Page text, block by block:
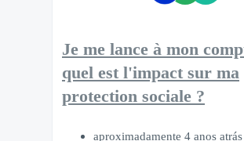
Je me lance à mon
quel est l'impact sur ma
protection sociale ?
aproximadamente 4 anos atrás